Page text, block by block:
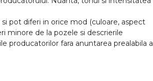
pot diferi in orice mod (culoare, aspect
minore de la pozele si descrierile
producatorilor fara anuntarea prealabila a